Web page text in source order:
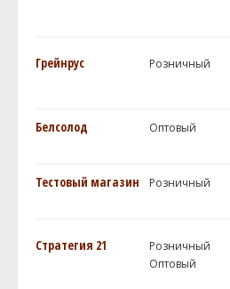
Грейнрус Розничный
Белсолод Оптовый
Тестовый магазин Розничный
Стратегия 21
Розничный
Оптовый